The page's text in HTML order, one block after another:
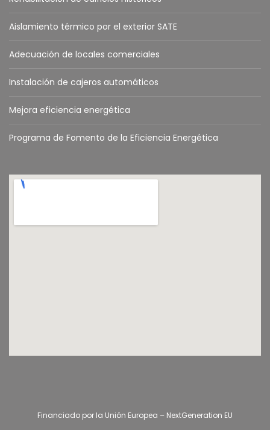
Aislamiento térmico por el exterior SATE
Adecuación de locales comerciales
Instalación de cajeros automáticos
Mejora eficiencia energética
Programa de Fomento de la Eficiencia Energética
Financiado por la Unión Europea – NextGeneration EU